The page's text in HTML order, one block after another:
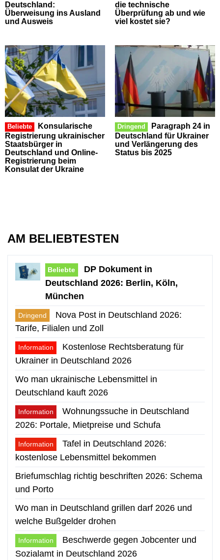
Deutschland:
Überweisung ins Ausland
und Ausweis
die technische
Überprüfung ab und wie
viel kostet sie?
Beliebte
Konsularische
Registrierung ukrainischer
Staatsbürger in
Deutschland und Online-
Registrierung beim
Konsulat der Ukraine
Dringend
Paragraph 24 in
Deutschland für Ukrainer
und Verlängerung des
Status bis 2025
AM BELIEBTESTEN
Beliebte
DP Dokument in
Deutschland 2026: Berlin, Köln,
München
Dringend
Nova Post in Deutschland 2026:
Tarife, Filialen und Zoll
Information
Kostenlose Rechtsberatung für
Ukrainer in Deutschland 2026
Wo man ukrainische Lebensmittel in
Deutschland kauft 2026
Information
Wohnungssuche in Deutschland
2026: Portale, Mietpreise und Schufa
Information
Tafel in Deutschland 2026:
kostenlose Lebensmittel bekommen
Briefumschlag richtig beschriften 2026: Schema
und Porto
Wo man in Deutschland grillen darf 2026 und
welche Bußgelder drohen
Information
Beschwerde gegen Jobcenter und
Sozialamt in Deutschland 2026